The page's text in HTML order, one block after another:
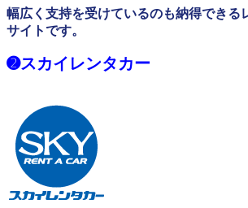
幅広く支持を受けているのも納得できる
サイトです。
➋スカイレンタカー